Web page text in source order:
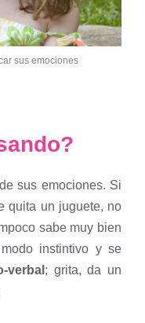
sus emociones
sus emociones. Si
quita un juguete, no
sabe muy bien
instintivo y se
verbal ; grita, da un